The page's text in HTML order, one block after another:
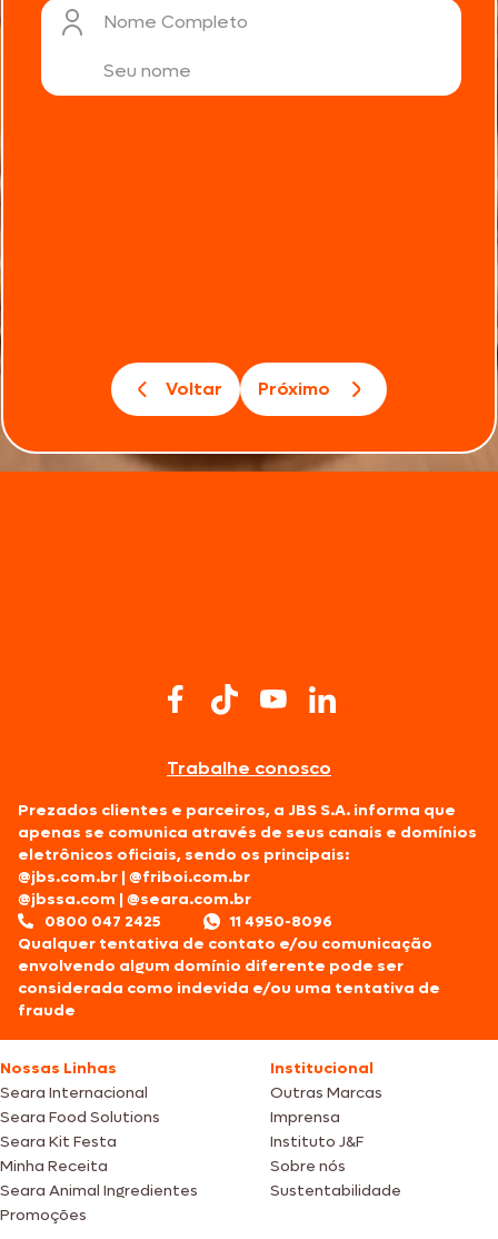
Nome Completo
Voltar Próximo
Trabalhe conosco
Prezados clientes e parceiros, a JBS S.A. informa que
apenas se comunica através de seus canais e domínios
eletrônicos oficiais, sendo os principais:
@jbs.com.br |@friboi.com.br
@jbssa.com |@seara.com.br
0800 047 2425
11 4950-8096
Qualquer tentativa de contato e/ou comunicação
envolvendo algum domínio diferente pode ser
considerada como indevida e/ou uma tentativa de
fraude
Nossas Linhas
Seara Internacional
Seara Food Solutions
Seara Kit Festa
Minha Receita
Seara Animal Ingredientes
Promoções
Institucional
Outras Marcas
Imprensa
Instituto J&F
Sobre nós
Sustentabilidade